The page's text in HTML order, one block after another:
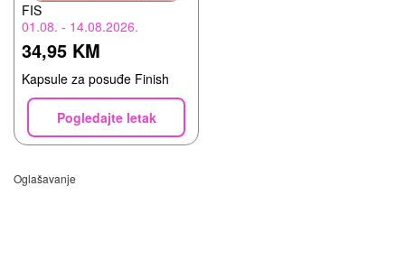
FIS
01.08. - 14.08.2026.
34,95 KM
Kapsule za posuđe Finish
Pogledajte letak
Oglašavanje